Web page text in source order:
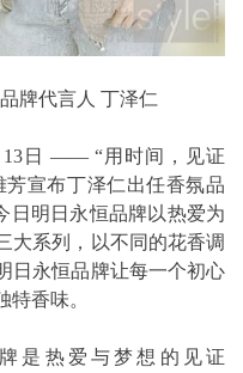
牌代言人 丁泽仁
日 —— “用时间，见证
宣布丁泽仁出任香氛品
日明日永恒品牌以热爱为
大系列，以不同的花香调
日永恒品牌让每一个初心
香味。
热爱与梦想的见证